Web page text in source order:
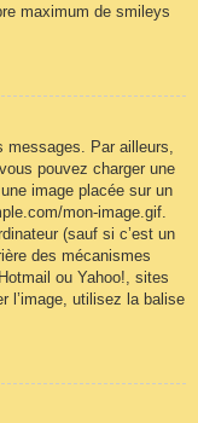
maximum de smileys
Par ailleurs,
pouvez charger une
image placée sur un
mon-image.gif.
(sauf si c’est un
des mécanismes
ou Yahoo!, sites
l’image, utilisez la balise